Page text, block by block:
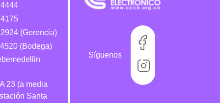
(Gerencia)
(Bodega)
23 (a media
Santa
Síguenos